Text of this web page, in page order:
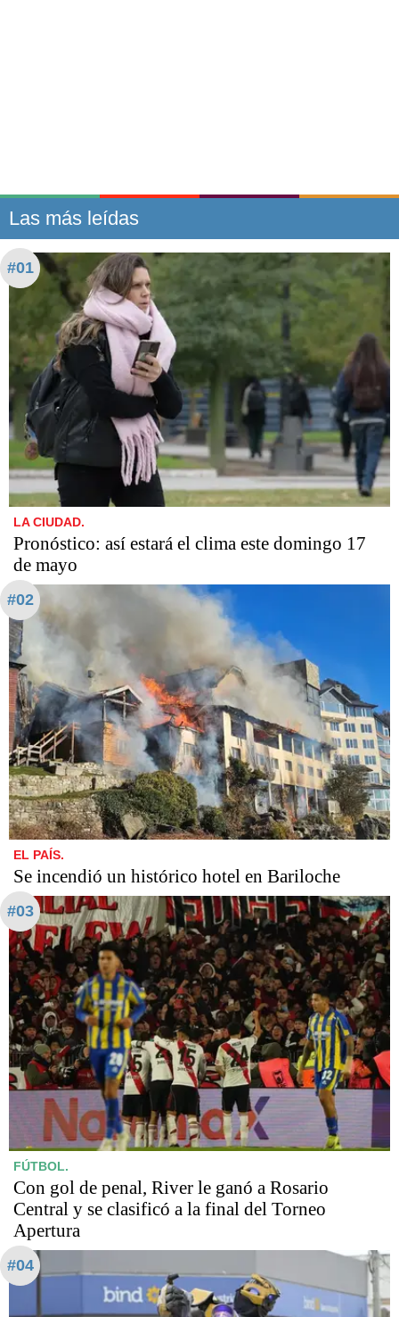
Las más leídas
#01
LA CIUDAD.
Pronóstico: así estará el clima este domingo 17
de mayo
#02
EL PAÍS.
Se incendió un histórico hotel en Bariloche
#03
FÚTBOL.
Con gol de penal, River le ganó a Rosario
Central y se clasificó a la final del Torneo
Apertura
#04